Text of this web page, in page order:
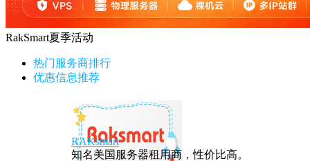
RakSmart夏季活动
热门服务商排行
优惠信息推荐
RAKsmart
知名美国服务器租用商，性价比高。